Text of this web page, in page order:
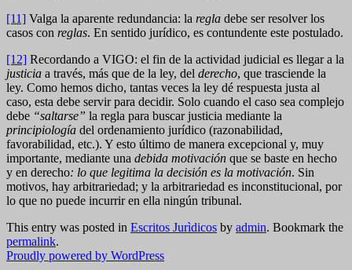
[11] Valga la aparente redundancia: la regla debe ser resolver los
casos con reglas. En sentido jurídico, es contundente este postulado.
[12] Recordando a VIGO: el fin de la actividad judicial es llegar a la
justicia a través, más que de la ley, del derecho, que trasciende la
ley. Como hemos dicho, tantas veces la ley dé respuesta justa al
caso, esta debe servir para decidir. Solo cuando el caso sea complejo
debe “saltarse” la regla para buscar justicia mediante la
principiología del ordenamiento jurídico (razonabilidad,
favorabilidad, etc.). Y esto último de manera excepcional y, muy
importante, mediante una debida motivación que se baste en hecho
y en derecho: lo que legitima la decisión es la motivación. Sin
motivos, hay arbitrariedad; y la arbitrariedad es inconstitucional, por
lo que no puede incurrir en ella ningún tribunal.
This entry was posted in Escritos Jurìdicos by admin. Bookmark the
permalink.
Proudly powered by WordPress